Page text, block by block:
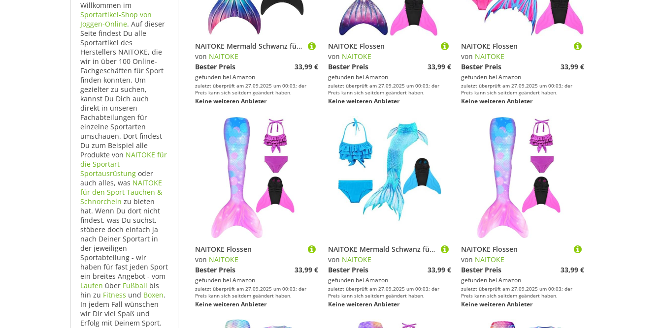
Willkommen im
Sportartikel-Shop von
Joggen-Online. Auf dieser
Seite findest Du alle
Sportartikel des
Herstellers NAITOKE, die
wir in über 100 Online-
Fachgeschäften für Sport
finden konnten. Um
gezielter zu suchen,
kannst Du Dich auch
direkt in unseren
Fachabteilungen für
einzelne Sportarten
umschauen. Dort findest
Du zum Beispiel alle
Produkte von NAITOKE für
die Sportart
Sportausrüstung oder
auch alles, was NAITOKE
für den Sport Tauchen &
Schnorcheln zu bieten
hat. Wenn Du dort nicht
findest, was Du suchst,
stöbere doch einfach ja
nach Deiner Sportart in
der jeweiligen
Sportabteilung - wir
haben für fast jeden Sport
ein breites Angebot - vom
Laufen über Fußball bis
hin zu Fitness und Boxen.
In jedem Fall wünschen
wir Dir viel Spaß und
Erfolg mit Deinem Sport.
NAITOKE Mermald Schwanz für Pool
von NAITOKE
Bester Preis
33,99 €
gefunden bei Amazon
zuletzt überprüft am 27.09.2025 um 00:03; der
Preis kann sich seitdem geändert haben.
Keine weiteren Anbieter
NAITOKE Flossen
von NAITOKE
Bester Preis
33,99 €
gefunden bei Amazon
zuletzt überprüft am 27.09.2025 um 00:03; der
Preis kann sich seitdem geändert haben.
Keine weiteren Anbieter
NAITOKE Flossen
von NAITOKE
Bester Preis
33,99 €
gefunden bei Amazon
zuletzt überprüft am 27.09.2025 um 00:03; der
Preis kann sich seitdem geändert haben.
Keine weiteren Anbieter
NAITOKE Flossen
von NAITOKE
Bester Preis
33,99 €
gefunden bei Amazon
zuletzt überprüft am 27.09.2025 um 00:03; der
Preis kann sich seitdem geändert haben.
Keine weiteren Anbieter
NAITOKE Mermald Schwanz für Pool
von NAITOKE
Bester Preis
33,99 €
gefunden bei Amazon
zuletzt überprüft am 27.09.2025 um 00:03; der
Preis kann sich seitdem geändert haben.
Keine weiteren Anbieter
NAITOKE Flossen
von NAITOKE
Bester Preis
33,99 €
gefunden bei Amazon
zuletzt überprüft am 27.09.2025 um 00:03; der
Preis kann sich seitdem geändert haben.
Keine weiteren Anbieter